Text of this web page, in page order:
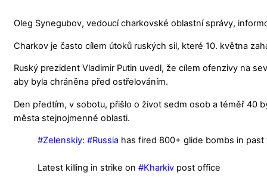
Oleg Synegubov, vedoucí charkovské oblastní správy,
Charkov je často cílem útoků ruských sil, které 10. května
Ruský prezident Vladimir Putin uvedl, že cílem ofenzivy na
aby byla chráněna před ostřelováním.
Den předtím, v sobotu, přišlo o život sedm osob a téměř 40
města stejnojmenné oblasti.
#Zelenskiy: #Russia has fired 800+ glide bombs in past
Latest killing in strike on #Kharkiv post office